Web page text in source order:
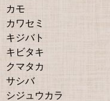
カモ
カワセミ
キジバト
キビタキ
クマタカ
サシバ
シジュウカラ